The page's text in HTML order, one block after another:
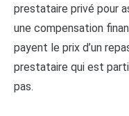
prestataire privé pour
une compensation
payent le prix d’un
prestataire qui est
pas.